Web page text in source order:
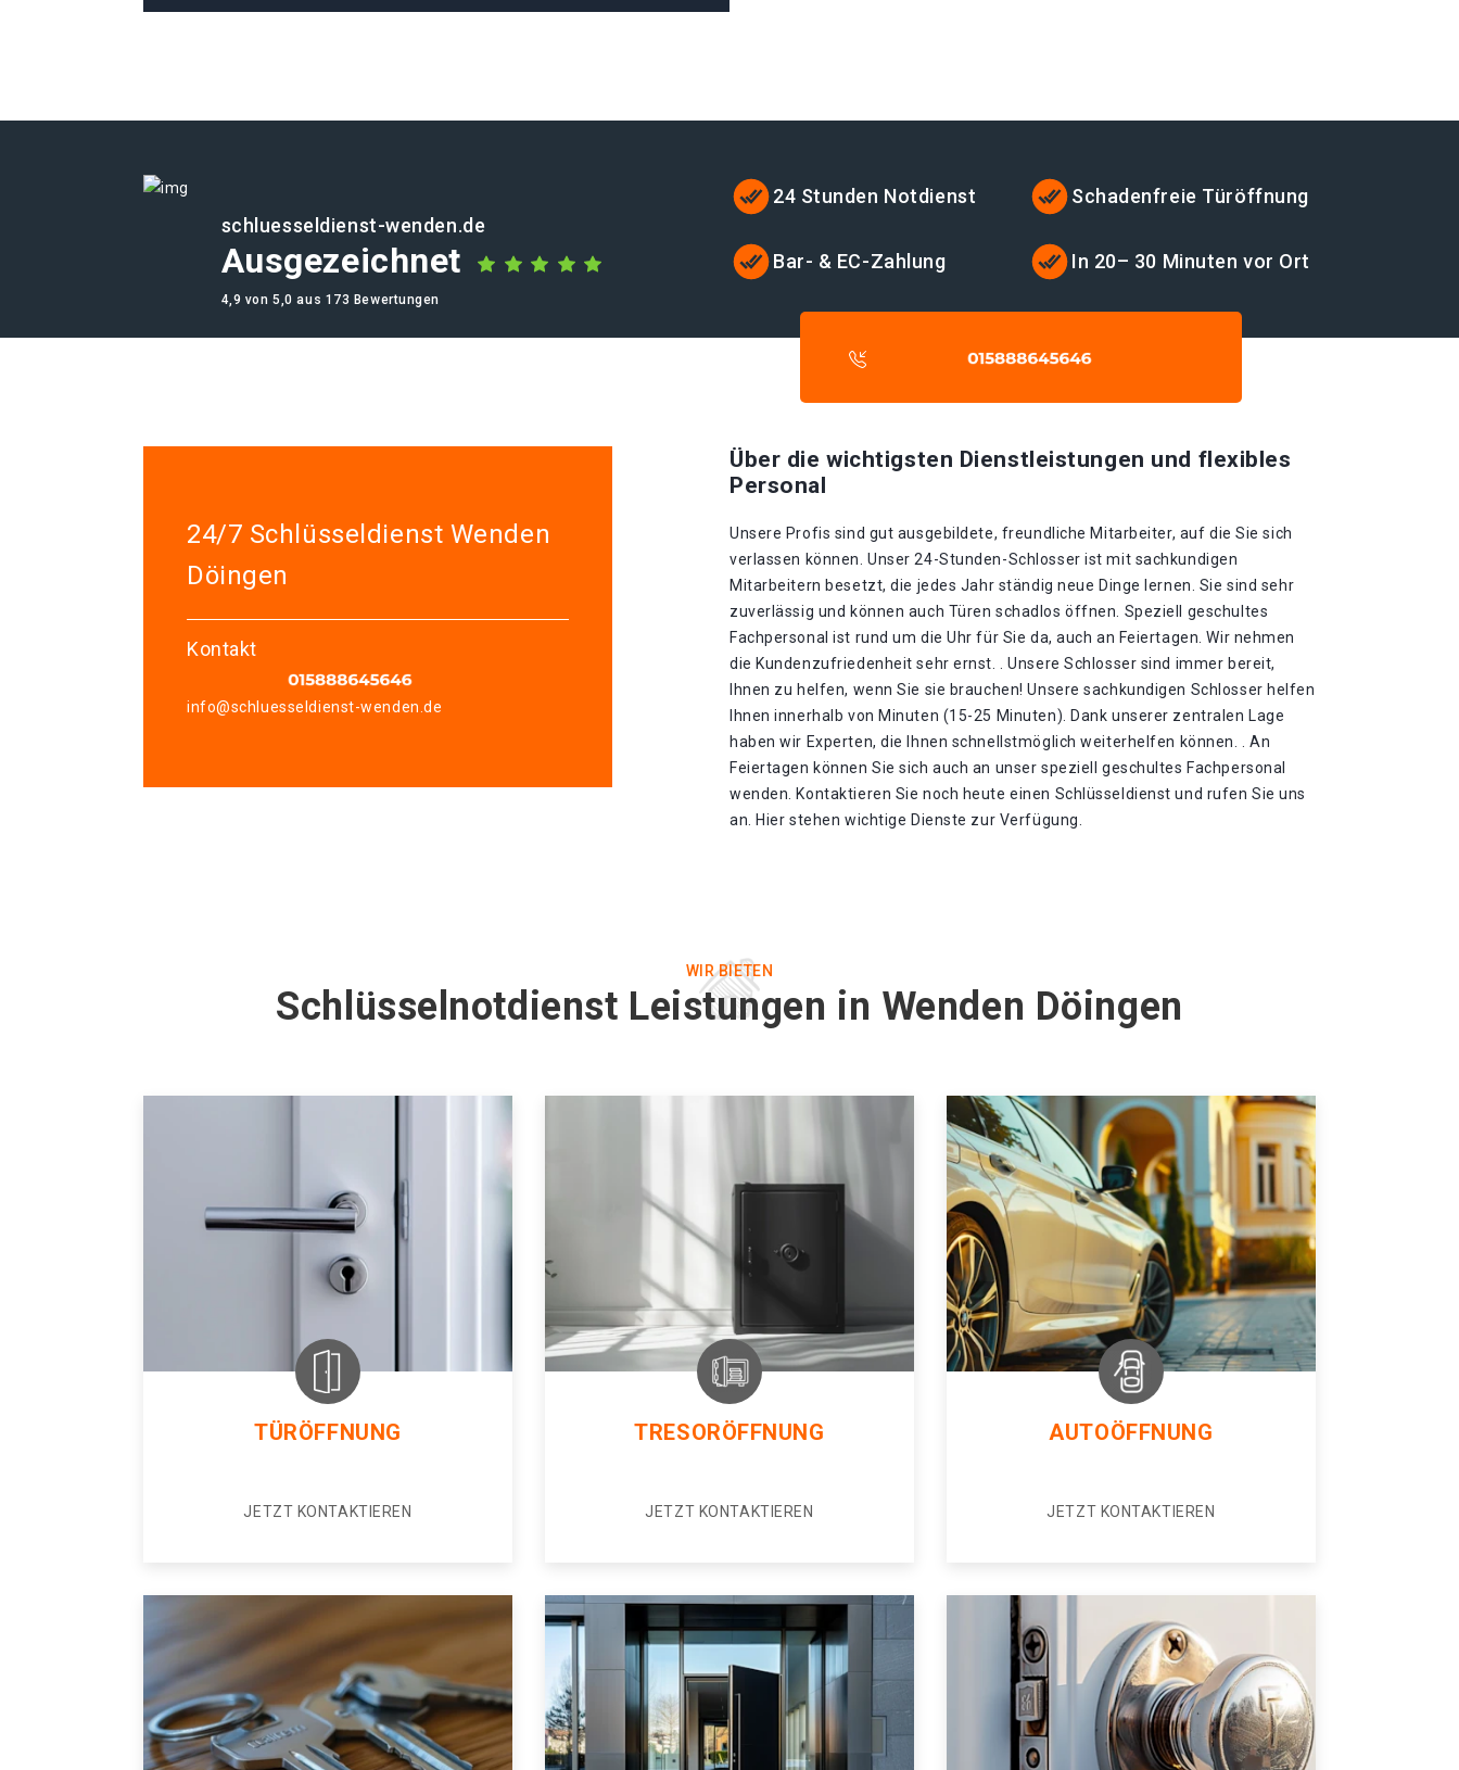
schluesseldienst-wenden.de
Ausgezeichnet
4,9 von 5,0 aus 173 Bewertungen
24 Stunden Notdienst Schadenfreie Türöffnung
Bar- & EC-Zahlung In 20– 30 Minuten vor Ort
24/7 Schlüsseldienst Wenden
Döingen
Kontakt
info@schluesseldienst-wenden.de
Über die wichtigsten Dienstleistungen und flexibles
Personal
Unsere Profis sind gut ausgebildete, freundliche Mitarbeiter, auf die Sie sich
verlassen können. Unser 24-Stunden-Schlosser ist mit sachkundigen
Mitarbeitern besetzt, die jedes Jahr ständig neue Dinge lernen. Sie sind sehr
zuverlässig und können auch Türen schadlos öffnen. Speziell geschultes
Fachpersonal ist rund um die Uhr für Sie da, auch an Feiertagen. Wir nehmen
die Kundenzufriedenheit sehr ernst. . Unsere Schlosser sind immer bereit,
Ihnen zu helfen, wenn Sie sie brauchen! Unsere sachkundigen Schlosser helfen
Ihnen innerhalb von Minuten (15-25 Minuten). Dank unserer zentralen Lage
haben wir Experten, die Ihnen schnellstmöglich weiterhelfen können. . An
Feiertagen können Sie sich auch an unser speziell geschultes Fachpersonal
wenden. Kontaktieren Sie noch heute einen Schlüsseldienst und rufen Sie uns
an. Hier stehen wichtige Dienste zur Verfügung.
WIR BIETEN
Schlüsselnotdienst Leistungen in Wenden Döingen
TÜRÖFFNUNG
JETZT KONTAKTIEREN
TRESORÖFFNUNG
JETZT KONTAKTIEREN
AUTOÖFFNUNG
JETZT KONTAKTIEREN